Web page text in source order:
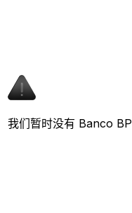
我们暂时没有 Banco